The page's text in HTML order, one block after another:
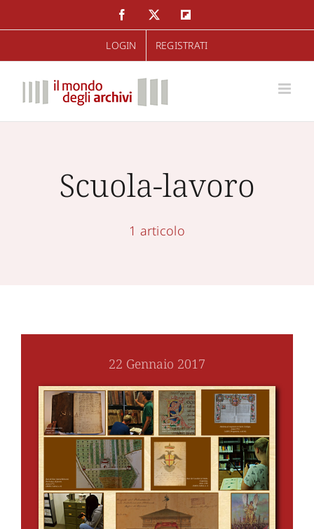
al
FacebookTwitter
LOGIN REGISTRATI
Scuola-lavoro
1 articolo
22 Gennaio 2017